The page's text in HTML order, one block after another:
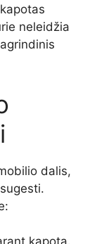
neleidžia
dalis,